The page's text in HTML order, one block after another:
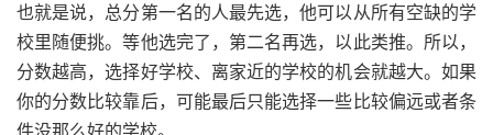
也就是说，总分第一名的人最先选，他可以从所有空缺的学
校里随便挑。等他选完了，第二名再选，以此类推。所以，
分数越高，选择好学校、离家近的学校的机会就越大。如果
你的分数比较靠后，可能最后只能选择一些比较偏远或者条
件没那么好的学校。